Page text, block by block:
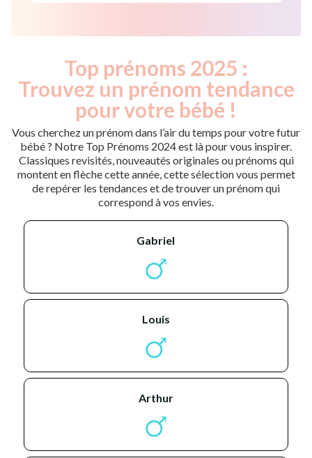
Top prénoms 2025 :
Trouvez un prénom tendance
pour votre bébé !
Vous cherchez un prénom dans l’air du temps pour votre futur
bébé ? Notre Top Prénoms 2024 est là pour vous inspirer.
Classiques revisités, nouveautés originales ou prénoms qui
montent en flèche cette année, cette sélection vous permet
de repérer les tendances et de trouver un prénom qui
correspond à vos envies.
gabriel
louis
arthur